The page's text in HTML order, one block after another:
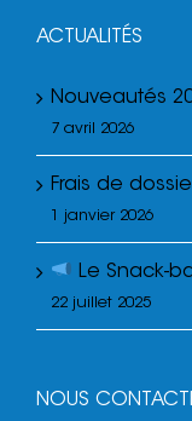
ACTUALITÉS
Nouveautés
7 avril 2026
Frais de
1 janvier 2026
Le Snack-
22 juillet 2025
NOUS